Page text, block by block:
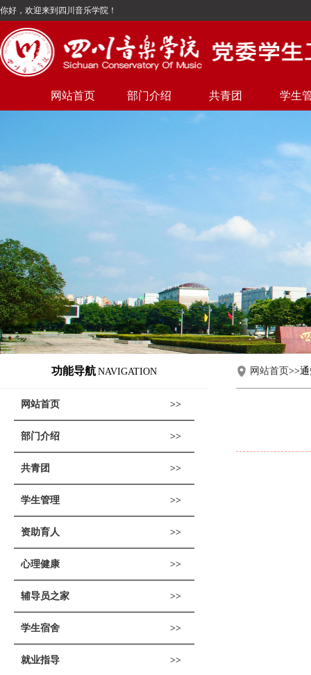
你好，欢迎来到四川音乐学院！
网站首页 部门介绍 共青团 学生
功能导航 NAVIGATION
网站首页
部门介绍
共青团
学生管理
资助育人
心理健康
辅导员之家
学生宿舍
就业指导
网站首页>>